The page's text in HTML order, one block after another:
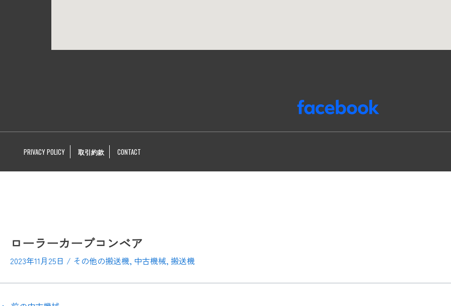
PRIVACY POLICY 取引約款 CONTACT
ローラーカーブコンベア
2023年11月25日 / その他の搬送機, 中古機械, 搬送機